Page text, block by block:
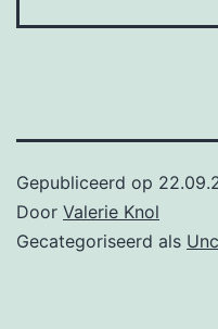
Gepubliceerd op
Door Valerie Knol
Gecategoriseerd als